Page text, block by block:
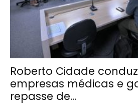
Roberto Cidade
empresas médicas e
repasse de...